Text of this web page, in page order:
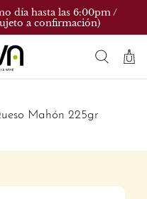
día hasta las 6:00pm /
a confirmación)
Mahón 225gr